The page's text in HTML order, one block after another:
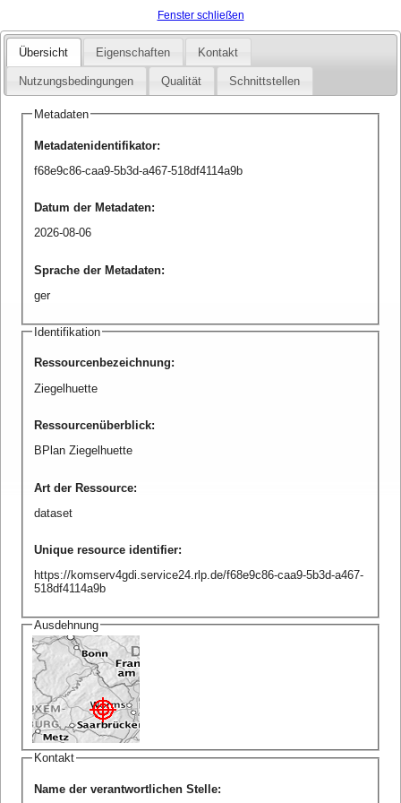
Fenster schließen
Übersicht Eigenschaften Kontakt
Nutzungsbedingungen Qualität Schnittstellen
Metadaten
Metadatenidentifikator:
f68e9c86-caa9-5b3d-a467-518df4114a9b
Datum der Metadaten:
2026-08-06
Sprache der Metadaten:
ger
Identifikation
Ressourcenbezeichnung:
Ziegelhuette
Ressourcenüberblick:
BPlan Ziegelhuette
Art der Ressource:
dataset
Unique resource identifier:
https://komserv4gdi.service24.rlp.de/f68e9c86-caa9-5b3d-a467-
518df4114a9b
Ausdehnung
Kontakt
Name der verantwortlichen Stelle: